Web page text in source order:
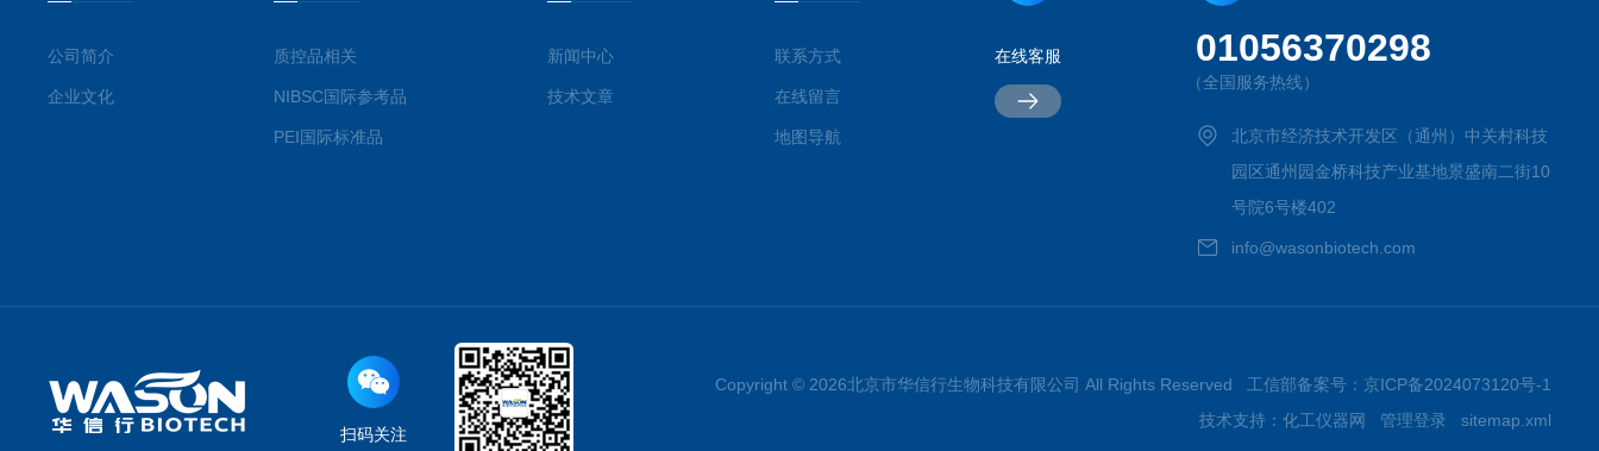
公司简介
企业文化
质控品相关
NIBSC国际参考品
PEI国际标准品
新闻中心
技术文章
联系方式
在线留言
地图导航
在线客服 01056370298
（全国服务热线）
北京市经济技术开发区（通州）中关村科技
园区通州园金桥科技产业基地景盛南二街10
号院6号楼402
info@wasonbiotech.com
扫码关注
Copyright © 2026北京市华信行生物科技有限公司 All Rights Reserved 工信部备案号： 京ICP备2024073120号-1
技术支持： 化工仪器网 管理登录 sitemap.xml